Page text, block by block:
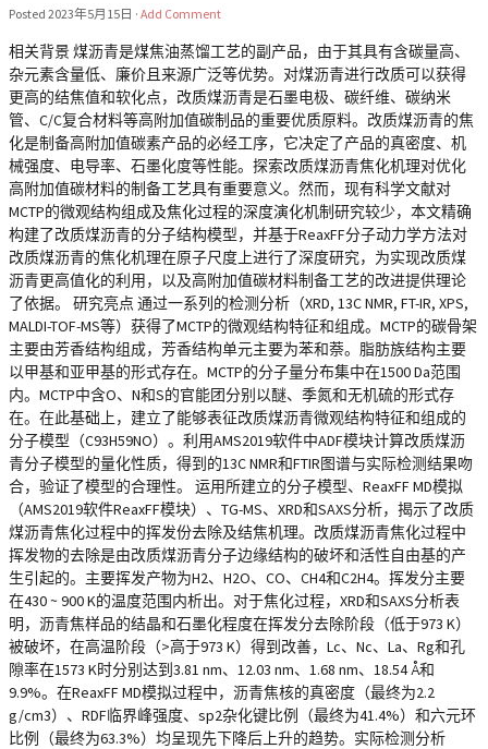
Posted 2023年5月15日 · Add Comment
相关背景 煤沥青是煤焦油蒸馏工艺的副产品，由于其具有含碳量高、
杂元素含量低、廉价且来源广泛等优势。对煤沥青进行改质可以获得
更高的结焦值和软化点，改质煤沥青是石墨电极、碳纤维、碳纳米
管、C/C复合材料等高附加值碳制品的重要优质原料。改质煤沥青的焦
化是制备高附加值碳素产品的必经工序，它决定了产品的真密度、机
械强度、电导率、石墨化度等性能。探索改质煤沥青焦化机理对优化
高附加值碳材料的制备工艺具有重要意义。然而，现有科学文献对
MCTP的微观结构组成及焦化过程的深度演化机制研究较少，本文精确
构建了改质煤沥青的分子结构模型，并基于ReaxFF分子动力学方法对
改质煤沥青的焦化机理在原子尺度上进行了深度研究，为实现改质煤
沥青更高值化的利用，以及高附加值碳材料制备工艺的改进提供理论
了依据。 研究亮点 通过一系列的检测分析（XRD, 13C NMR, FT-IR, XPS,
MALDI-TOF-MS等）获得了MCTP的微观结构特征和组成。MCTP的碳骨架
主要由芳香结构组成，芳香结构单元主要为苯和萘。脂肪族结构主要
以甲基和亚甲基的形式存在。MCTP的分子量分布集中在1500 Da范围
内。MCTP中含O、N和S的官能团分别以醚、季氮和无机硫的形式存
在。在此基础上，建立了能够表征改质煤沥青微观结构特征和组成的
分子模型（C93H59NO）。利用AMS2019软件中ADF模块计算改质煤沥
青分子模型的量化性质，得到的13C NMR和FTIR图谱与实际检测结果吻
合，验证了模型的合理性。 运用所建立的分子模型、ReaxFF MD模拟
（AMS2019软件ReaxFF模块）、TG-MS、XRD和SAXS分析，揭示了改质
煤沥青焦化过程中的挥发份去除及结焦机理。改质煤沥青焦化过程中
挥发物的去除是由改质煤沥青分子边缘结构的破坏和活性自由基的产
生引起的。主要挥发产物为H2、H2O、CO、CH4和C2H4。挥发分主要
在430 ~ 900 K的温度范围内析出。对于焦化过程，XRD和SAXS分析表
明，沥青焦样品的结晶和石墨化程度在挥发分去除阶段（低于973 K）
被破坏，在高温阶段（>高于973 K）得到改善，Lc、Nc、La、Rg和孔
隙率在1573 K时分别达到3.81 nm、12.03 nm、1.68 nm、18.54 Å和
9.9%。在ReaxFF MD模拟过程中，沥青焦核的真密度（最终为2.2
g/cm3）、RDF临界峰强度、sp2杂化键比例（最终为41.4%）和六元环
比例（最终为63.3%）均呈现先下降后上升的趋势。实际检测分析